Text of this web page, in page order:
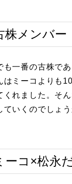
株メンバー
も一番の古株で
はミーコよりも
くれました。そ
ていくのでしょう
ーコ×松永